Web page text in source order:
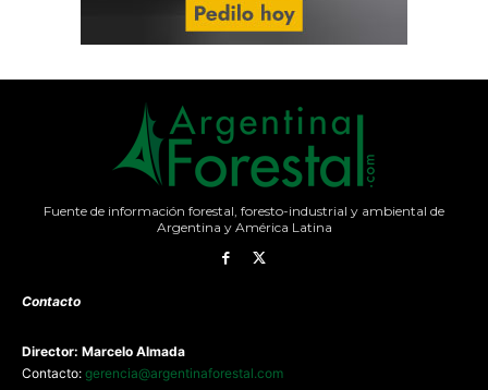
Fuente de información forestal, foresto-industrial y ambiental de
Argentina y América Latina
Contacto
Director: Marcelo Almada
Contacto: gerencia@argentinaforestal.com